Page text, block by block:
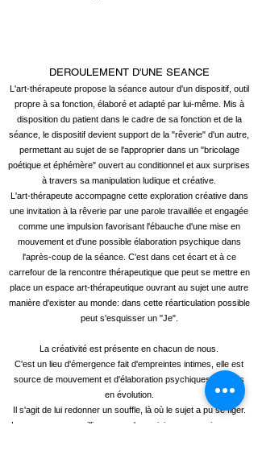
DEROULEMENT D'UNE SEANCE
L'art-thérapeute propose la séance autour d'un dispositif, outil
propre à sa fonction, élaboré et adapté par lui-même. Mis à
disposition du patient dans le cadre de sa fonction et de la
séance, le dispositif devient support de la "rêverie" d'un autre,
permettant au sujet de se l'approprier dans un "bricolage
poétique et éphémère" ouvert au conditionnel et aux surprises
à travers sa manipulation ludique et créative.
L'art-thérapeute accompagne cette exploration créative dans
une invitation à la rêverie par une parole travaillée et engagée
comme une impulsion favorisant l'ébauche d'une mise en
mouvement et d'une possible élaboration psychique dans
l'après-coup de la séance. C'est dans cet écart et à ce
carrefour de la rencontre thérapeutique que peut se mettre en
place un espace art-thérapeutique ouvrant au sujet une autre
manière d'exister au monde: dans cette réarticulation possible
peut s'esquisser un "Je".
La créativité est présente en chacun de nous.
C'est un lieu d'émergence fait d'empreintes intimes, elle est
source de mouvement et d'élaboration psychiques toujours
en évolution.
Il s'agit de lui redonner un souffle, là où le sujet a pu se figer.
La personne accueillie pourra s'en saisir pour esquisser une